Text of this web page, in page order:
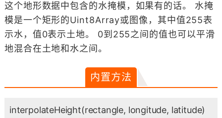
这个地形数据中包含的水掩模，如果有的话。 水掩
模是一个矩形的Uint8Array或图像，其中值255表
示水，值0表示土地。 0到255之间的值也可以平滑
地混合在土地和水之间。
内置方法
interpolateHeight(rectangle, longitude, latitude)